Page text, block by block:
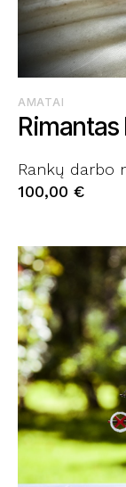
AMATAI
Rankų darbo
100,00 €